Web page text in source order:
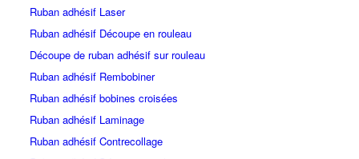
Ruban adhésif Laser
Ruban adhésif Découpe en rouleau
Découpe de ruban adhésif sur rouleau
Ruban adhésif Rembobiner
Ruban adhésif bobines croisées
Ruban adhésif Laminage
Ruban adhésif Contrecollage